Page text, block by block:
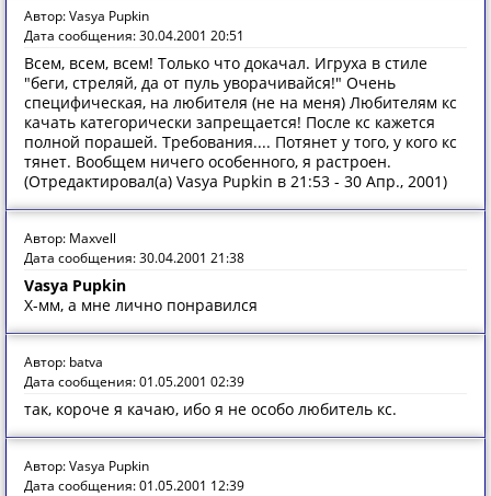
Автор: Vasya Pupkin
Дата сообщения: 30.04.2001 20:51
Всем, всем, всем! Только что докачал. Игруха в стиле
"беги, стреляй, да от пуль уворачивайся!" Очень
специфическая, на любителя (не на меня) Любителям кс
качать категорически запрещается! После кс кажется
полной порашей. Требования.... Потянет у того, у кого кс
тянет. Вообщем ничего особенного, я растроен.
(Отредактировал(а) Vasya Pupkin в 21:53 - 30 Апр., 2001)
Автор: Maxvell
Дата сообщения: 30.04.2001 21:38
Vasya Pupkin
Х-мм, а мне лично понравился
Автор: batva
Дата сообщения: 01.05.2001 02:39
так, короче я качаю, ибо я не особо любитель кс.
Автор: Vasya Pupkin
Дата сообщения: 01.05.2001 12:39